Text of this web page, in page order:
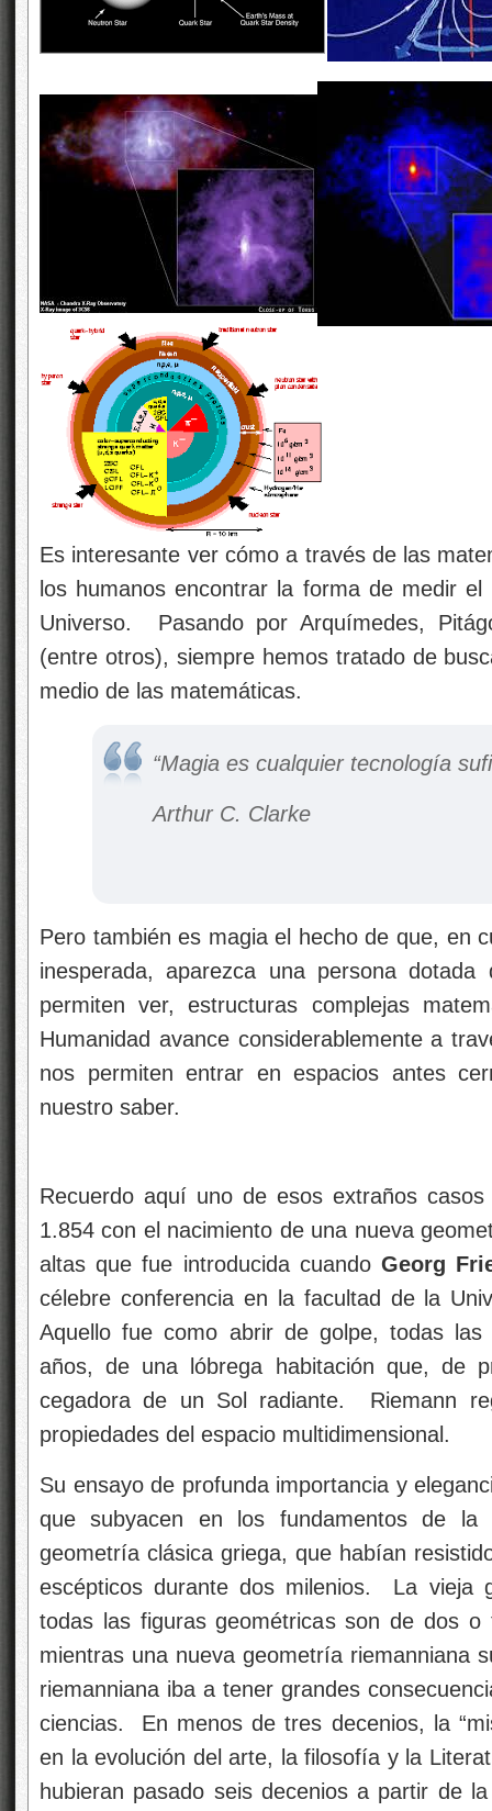
Es interesante ver cómo a través de las
los humanos encontrar la forma de medir
Universo. Pasando por Arquímedes,
(entre otros), siempre hemos tratado de
medio de las matemáticas.
“Magia es cualquier tecnología
Arthur C. Clarke
Pero también es magia el hecho de que, en
inesperada, aparezca una persona
permiten ver, estructuras complejas
Humanidad avance considerablemente a
nos permiten entrar en espacios antes
nuestro saber.
Recuerdo aquí uno de esos extraños
1.854 con el nacimiento de una nueva
altas que fue introducida cuando Georg
célebre conferencia en la facultad de la
Aquello fue como abrir de golpe, todas las
años, de una lóbrega habitación que, de
cegadora de un Sol radiante. Riemann
propiedades del espacio multidimensional.
Su ensayo de profunda importancia y
que subyacen en los fundamentos de la
geometría clásica griega, que habían
escépticos durante dos milenios. La vieja
todas las figuras geométricas son de dos
mientras una nueva geometría riemanniana
riemanniana iba a tener grandes
ciencias. En menos de tres decenios, la
en la evolución del arte, la filosofía y la
hubieran pasado seis decenios a partir de